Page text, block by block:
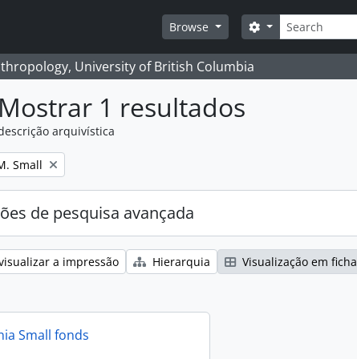
Browse
Pesquisar
Search options
University of British Columbia
Mostrar 1 resultados
arquivística
filter:
Small
de pesquisa avançada
a impressão Hierarquia Visualização em ficha
Small fonds